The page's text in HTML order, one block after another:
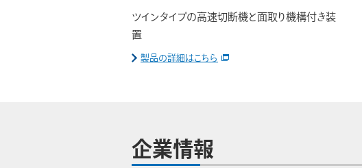
ツインタイプの高速切断機と面取り機構付き装
置
製品の詳細はこちら
企業情報